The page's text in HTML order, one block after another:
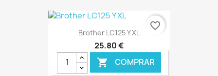
€ ONLINE
Brother LC125 Y XL
25,80 €
 COMPRAR
favorite_border